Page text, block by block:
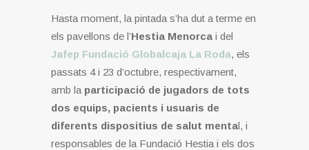
Hasta moment, la pintada s’ha dut a terme en
els pavellons de l’Hestia Menorca i del
Jafep Fundació Globalcaja La Roda, els
passats 4 i 23 d’octubre, respectivament,
amb la participació de jugadors de tots
dos equips, pacients i usuaris de
diferents dispositius de salut mental, i
responsables de la Fundació Hestia i els dos